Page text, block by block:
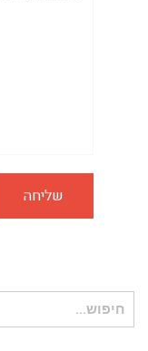
עבור: